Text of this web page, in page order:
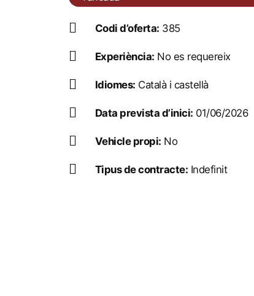
Codi d’oferta: 385
Experiència: No es requereix
Idiomes: Català i castellà
Data prevista d’inici: 01/06/2026
Vehicle propi: No
Tipus de contracte: Indefinit